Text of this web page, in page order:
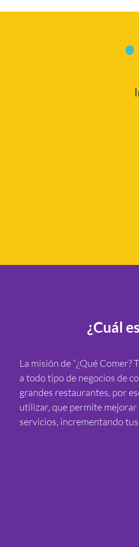
¿Cuál
La misión de “¿Qué
a todo tipo de negocios de
grandes restaurantes, por
utilizar, que permite
servicios, incrementando